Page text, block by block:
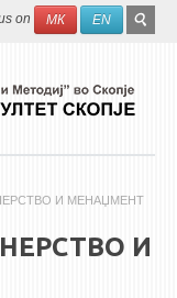
Search
on МК EN
И МЕНАЏМЕНТ
И